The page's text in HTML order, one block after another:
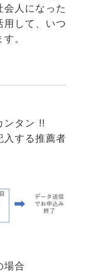
人になった
用して、いつ
。
ンタン !!
する推薦者
場合